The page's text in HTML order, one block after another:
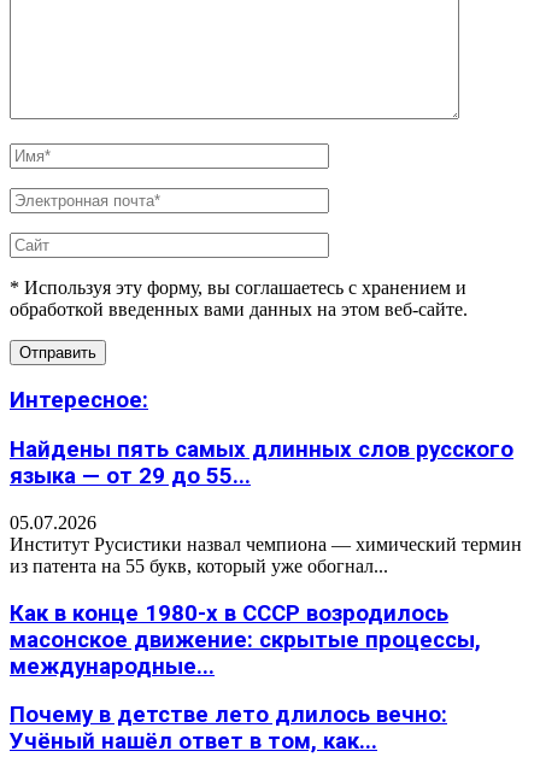
* Используя эту форму, вы соглашаетесь с хранением и
обработкой введенных вами данных на этом веб-сайте.
Интересное:
Найдены пять самых длинных слов русского
языка — от 29 до 55...
05.07.2026
Институт Русистики назвал чемпиона — химический термин
из патента на 55 букв, который уже обогнал...
Как в конце 1980-х в СССР возродилось
масонское движение: скрытые процессы,
международные...
Почему в детстве лето длилось вечно:
Учёный нашёл ответ в том, как...